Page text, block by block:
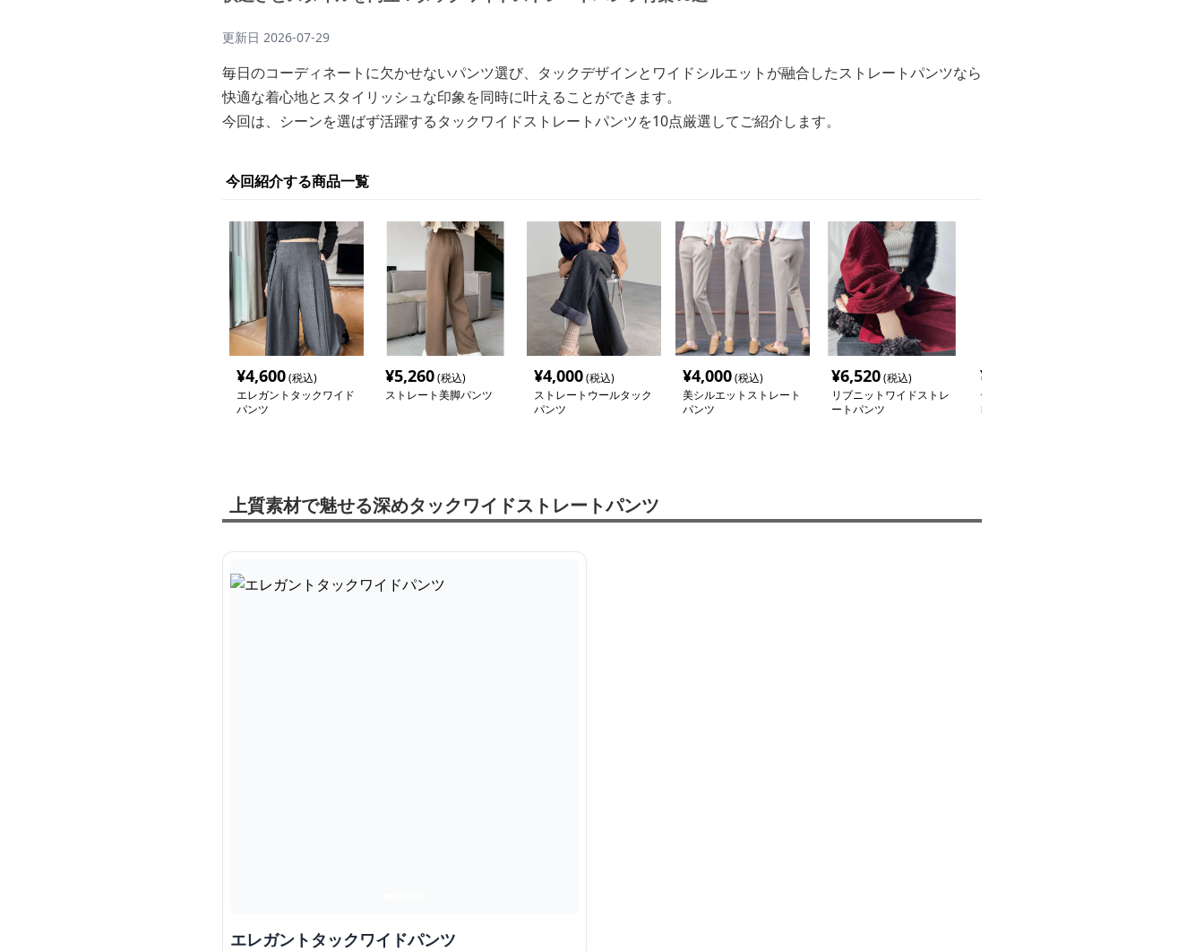
更新日 2026-07-29
毎日のコーディネートに欠かせないパンツ選び、タックデザインとワイドシルエットが融合したストレートパンツなら
快適な着心地とスタイリッシュな印象を同時に叶えることができます。
今回は、シーンを選ばず活躍するタックワイドストレートパンツを10点厳選してご紹介します。
今回紹介する商品一覧
¥4,600(税込)
エレガントタックワイド
パンツ
¥5,260(税込)
ストレート美脚パンツ
¥4,000(税込)
ストレートウールタック
パンツ
¥4,000(税込)
美シルエットストレート
パンツ
¥6,520(税込)
リブニットワイドストレ
ートパンツ
¥
デニムワイドルーズスト
レートパンツ
上質素材で魅せる深めタックワイドストレートパンツ
エレガントタックワイドパンツ